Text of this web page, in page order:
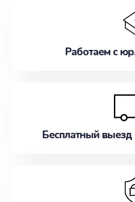
Работаем с
Бесплатный выезд